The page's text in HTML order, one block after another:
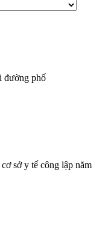
đường phố
sở y tế công lập năm